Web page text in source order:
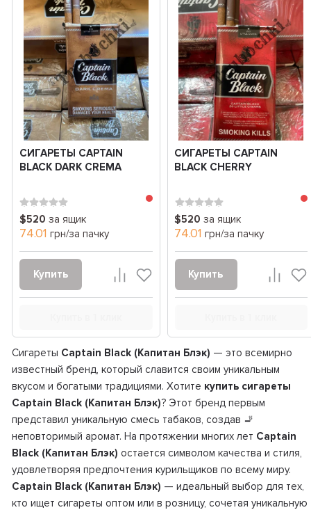
СИГАРЕТЫ СAPTAIN
BLACK DARK CREMA
$520 за ящик
74.01 грн/за пачку
Купить
СИГАРЕТЫ СAPTAIN
BLACK CHERRY
$520 за ящик
74.01 грн/за пачку
Купить
Сигареты Captain Black (Капитан Блэк) — это всемирно
известный бренд, который славится своим уникальным
вкусом и богатыми традициями. Хотите купить сигареты
Captain Black (Капитан Блэк)? Этот бренд первым
представил уникальную смесь табаков, создав 🚬
неповторимый аромат. На протяжении многих лет Captain
Black (Капитан Блэк) остается символом качества и стиля,
удовлетворяя предпочтения курильщиков по всему миру.
Captain Black (Капитан Блэк) — идеальный выбор для тех,
кто ищет сигареты оптом или в розницу, сочетая уникальную